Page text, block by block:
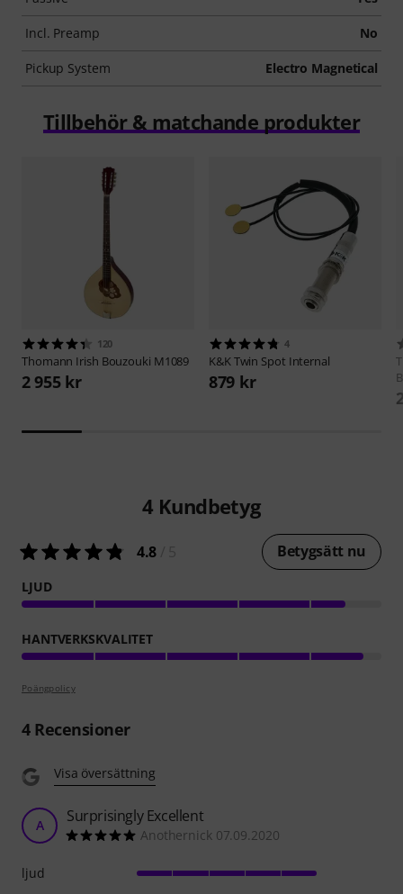
Incl. Preamp No
Pickup System Electro Magnetical
Tillbehör & matchande produkter
120
Thomann Irish Bouzouki M1089
2 955 kr
4
K&KTwin Spot Internal
879 kr
4 Kundbetyg
4.8 Betygsätt nu
LJUD
HANTVERKSKVALITET
Poängpolicy
4Recensioner
Visa översättning
A Surprisingly Excellent
Anothernick 07.09.2020
ljud